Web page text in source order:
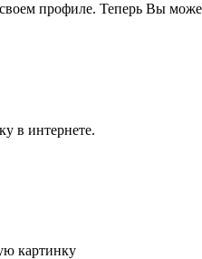
профиле. Теперь Вы
в интернете.
картинку